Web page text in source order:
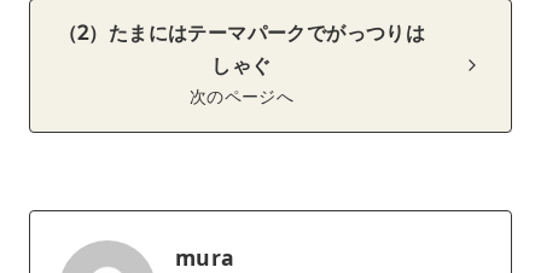
（2）たまにはテーマパークでがっつりは
しゃぐ
次のページへ
mura